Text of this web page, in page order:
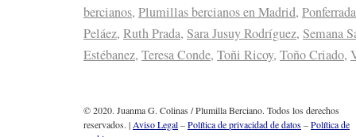
bercianos, Plumillas bercianos en Madrid, Ponferrada
Peláez, Ruth Prada, Sara Jusuy Rodríguez, Semana
Estébanez, Teresa Conde, Toñi Ricoy, Toño Criado,
© 2020. Juanma G. Colinas / Plumilla Berciano. Todos los derechos
reservados. | Aviso Legal–Política de privacidad de datos–Política de